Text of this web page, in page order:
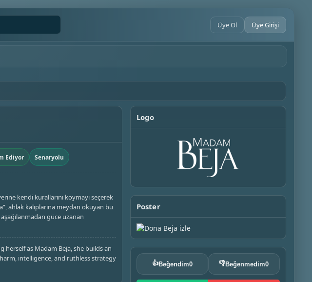
Üye Ol Üye Girişi
Ediyor Senaryolu
kendi kurallarını koymayı seçerek
ahlak kalıplarına meydan okuyan bu
güce uzanan
as Madam Beja, she builds an
intelligence, and ruthless strategy
Logo
Poster
👍Beğendim0 👎Beğenmedim0